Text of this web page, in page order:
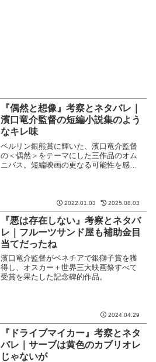
『偶然と想像』考察とネタバレ｜
濱口竜介監督の短編小説集のよう
なキレ味
ベルリン銀熊賞に輝いた、濱口竜介監督
の＜偶然＞をテーマにした三作品のオム
ニバス。短編映画の更なる可能性を感じ
2022.01.03 2025.08.03
『悪は存在しない』考察とネタバ
レ｜フルーツサンド屋も補助金目
当てだったね
濱口竜介監督がベネチアで銀獅子賞を獲
得し、オスカー＋世界三大映画祭すべて
受賞を果たした記念碑的作品。
2024.04.29
『ドライブマイカー』考察とネタ
バレ｜サーブは黄色のカブリオレ
じゃないが